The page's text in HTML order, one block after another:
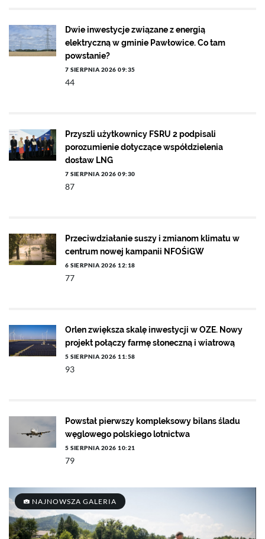
Dwie inwestycje związane z energią
elektryczną w gminie Pawłowice. Co tam
powstanie?
7 SIERPNIA 2026 09:35
44
Przyszli użytkownicy FSRU 2 podpisali
porozumienie dotyczące współdzielenia
dostaw LNG
7 SIERPNIA 2026 09:30
87
Przeciwdziałanie suszy i zmianom klimatu w
centrum nowej kampanii NFOŚiGW
6 SIERPNIA 2026 12:18
77
Orlen zwiększa skalę inwestycji w OZE. Nowy
projekt połączy farmę słoneczną i wiatrową
5 SIERPNIA 2026 11:58
93
Powstał pierwszy kompleksowy bilans śladu
węglowego polskiego lotnictwa
5 SIERPNIA 2026 10:21
79
NAJNOWSZA GALERIA